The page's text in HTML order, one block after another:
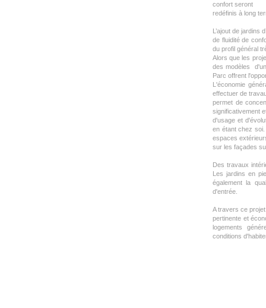
confort seront
redéfinis à long
L’ajout de jardins
de fluidité de
du profil général
Alors que les
des modèles
Parc offrent
L'économie
effectuer de
permet de
significativement
d'usage et
en étant chez
espaces
sur les façades
Des travaux
Les jardins en
également la
d'entrée.
A travers ce
pertinente et
logements
conditions